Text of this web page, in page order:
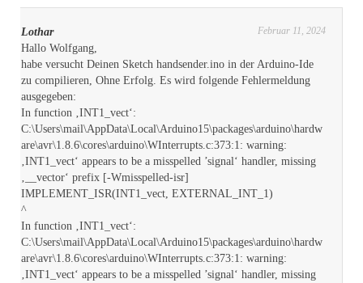
Lothar Februar 11, 2024
Hallo Wolfgang,
habe versucht Deinen Sketch handsender.ino in der Arduino-Ide
zu compilieren, Ohne Erfolg. Es wird folgende Fehlermeldung
ausgegeben:
In function ‚INT1_vect‘:
C:\Users\mail\AppData\Local\Arduino15\packages\arduino\hardw
are\avr\1.8.6\cores\arduino\WInterrupts.c:373:1: warning:
‚INT1_vect‘ appears to be a misspelled ’signal‘ handler, missing
‚__vector‘ prefix [-Wmisspelled-isr]
IMPLEMENT_ISR(INT1_vect, EXTERNAL_INT_1)
^
In function ‚INT1_vect‘:
C:\Users\mail\AppData\Local\Arduino15\packages\arduino\hardw
are\avr\1.8.6\cores\arduino\WInterrupts.c:373:1: warning:
‚INT1_vect‘ appears to be a misspelled ’signal‘ handler, missing